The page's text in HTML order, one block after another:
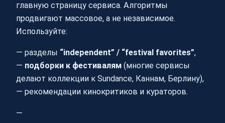
главную страницу сервиса. Алгоритмы
продвигают массовое, а не независимое.
Используйте:
— разделы “independent” / “festival favorites”,
— подборки к фестивалям (многие сервисы
делают коллекции к Sundance, Каннам, Берлину),
— рекомендации кинокритиков и кураторов.
—